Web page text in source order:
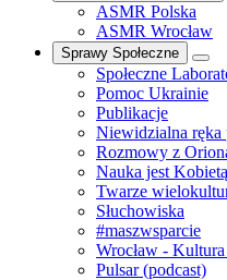
ASMR Polska
ASMR Wrocław
Sprawy Społeczne
Społeczne
Pomoc Ukrainie
Publikacje
Niewidzialna ręka
Rozmowy z
Nauka jest Kobietą
Twarze
Słuchowiska
#maszwsparcie
Wrocław -
Pulsar (podcast)